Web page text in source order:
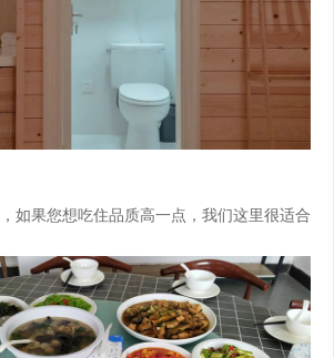
如果您想吃住品质高一点，我们这里很适合